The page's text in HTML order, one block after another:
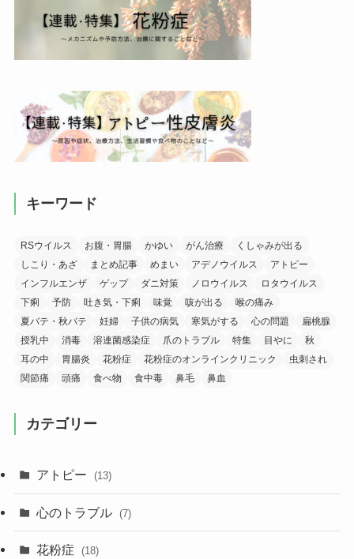
キーワード
RSウイルス お腹・胃腸 かゆい がん治療
くしゃみが出る
しこり・あざ
まとめ記事 めまい アデノウイルス
アトピー
インフルエンザ
ゲップ ダニ対策 ノロウイルス
ロタウイルス
下痢
予防 吐き気・下痢 味覚 咳が出る
喉の痛み
夏バテ・秋バテ
妊婦 子供の病気 寒気がする 心の問題
扁桃腺
授乳中
消毒 溶連菌感染症 爪のトラブル 特集 目やに
秋
耳の中
胃腸炎 花粉症 花粉症のオンラインクリニック
虫刺され
関節痛
頭痛 食べ物 食中毒 鼻毛 鼻血
カテゴリー
アトピー (13)
心のトラブル (7)
花粉症 (18)